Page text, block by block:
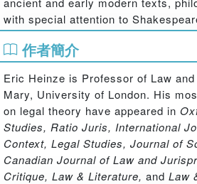
with special attention to
injustice is not primarily the
justice. It is the constant product of
justice. Justice is not always the
often its cause.
作者簡介
Eric Heinze is Professor of Law
Mary, University of London. His
on legal theory have appeared in
Studies, Ratio Juris, International
Context, Legal Studies, Journal of
Canadian Journal of Law and
Critique, Law & Literature, and Law